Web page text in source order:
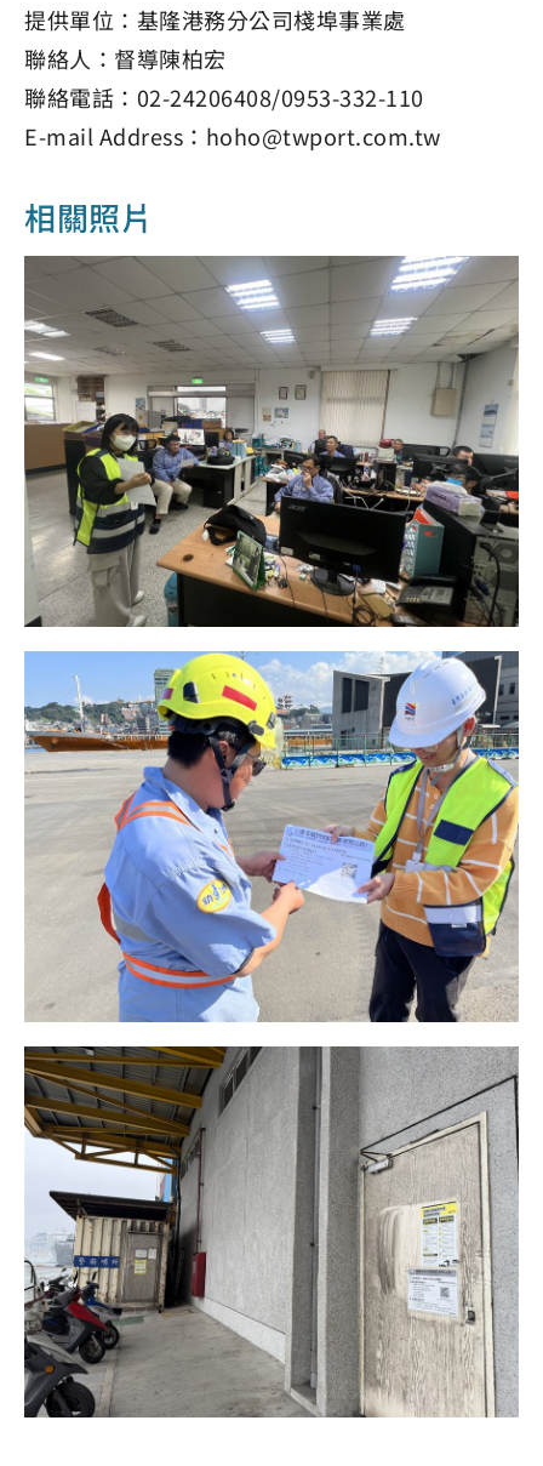
提供單位：基隆港務分公司棧埠事業處
聯絡人：督導陳柏宏
聯絡電話：02-24206408/0953-332-110
E-mail Address：hoho@twport.com.tw
相關照片